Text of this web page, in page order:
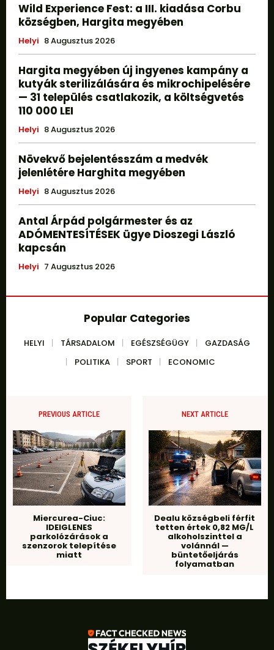
Wild Experience Fest: a III. kiadása Corbu
községben, Hargita megyében
Helyi 8 Augusztus 2026
Hargita megyében új ingyenes kampány a
kutyák sterilizálására és mikrochipelésére
— 31 település csatlakozik, a költségvetés
110 000 LEI
Helyi 8 Augusztus 2026
Növekvő bejelentésszám a medvék
jelenlétére Harghita megyében
Helyi 8 Augusztus 2026
Antal Árpád polgármester és az
ADÓMENTESÍTÉSEK ügye Dioszegi László
kapcsán
Helyi 7 Augusztus 2026
Popular Categories
HELYI TÁRSADALOM EGÉSZSÉGÜGY
GAZDASÁG
POLITIKA
SPORT ECONOMIC
PREVIOUS ARTICLE
Miercurea-Ciuc:
IDEIGLENES
parkolózárások a
szenzorok telepítése
miatt
NEXT ARTICLE
Dealu községbeli férfit
tetten értek 0,82 MG/L
alkoholszinttel a
volánnál —
büntetőeljárás
folyamatban